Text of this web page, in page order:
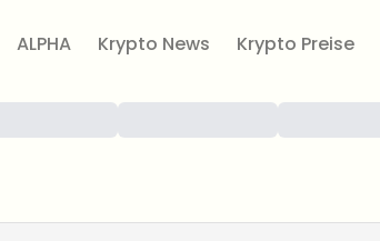
ALPHA Krypto News Krypto Preise